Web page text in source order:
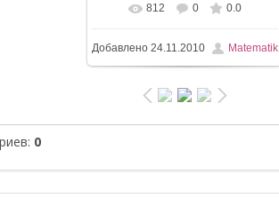
В реальном размере
960x1280/ 169.0Kb
812 0 0.0
Добавлено24.11.2010 Matematik
: 0